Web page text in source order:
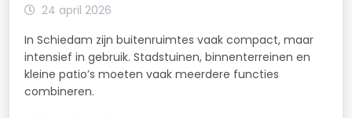
24 april 2026
In Schiedam zijn buitenruimtes vaak compact, maar
intensief in gebruik. Stadstuinen, binnenterreinen en
kleine patio’s moeten vaak meerdere functies
combineren.